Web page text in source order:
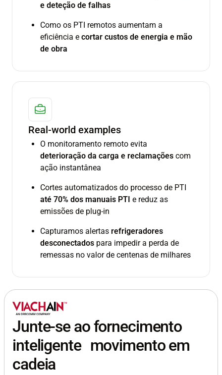
e deteção de falhas
Como os PTI remotos aumentam a
eficiência e cortar custos de energia e mão
de obra
Real-world examples
O monitoramento remoto evita
deterioração da carga e reclamações com
ação instantânea
Cortes automatizados do processo de PTI
até 70% dos manuais PTI e reduz as
emissões de plug-in
Capturamos alertas refrigeradores
desconectados para impedir a perda de
remessas no valor de centenas de milhares
Junte-se ao fornecimento
inteligente movimento em
cadeia